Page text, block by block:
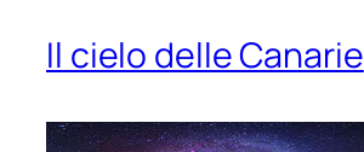
Il cielo delle Canarie